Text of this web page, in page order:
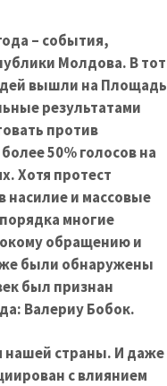
– события,
Молдова. В тот
вышли на Площадь
результатами
против
50% голосов на
Хотя протест
и массовые
многие
обращению и
были обнаружены
был признан
Валериу Бобок.
нашей страны. И даже
с влиянием